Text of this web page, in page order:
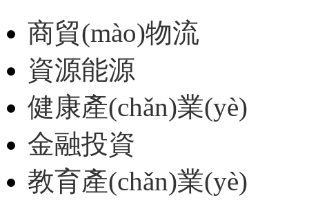
商貿(mào)物流
資源能源
健康產(chǎn)業(yè)
金融投資
教育產(chǎn)業(yè)